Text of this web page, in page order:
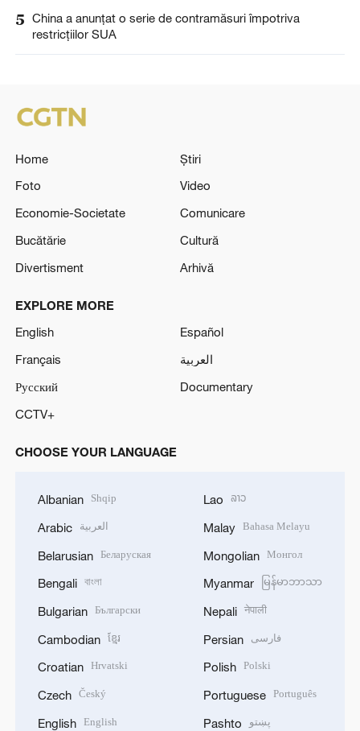
5 China a anunţat o serie de contramăsuri împotriva
restricţiilor SUA
Home
Știri
Foto
Video
Economie-Societate
Comunicare
Bucătărie
Cultură
Divertisment
Arhivă
EXPLORE MORE
English
Español
Français
العربية
Русский
Documentary
CCTV+
CHOOSE YOUR LANGUAGE
Albanian Shqip
Arabic العربية
Belarusian Беларуская
Bengali বাংলা
Bulgarian Български
Cambodian ខ្មែរ
Croatian Hrvatski
Czech Český
English English
Lao ລາວ
Malay Bahasa Melayu
Mongolian Монгол
Myanmar မြန်မာဘာသာ
Nepali नेपाली
Persian فارسی
Polish Polski
Portuguese Português
Pashto پښتو